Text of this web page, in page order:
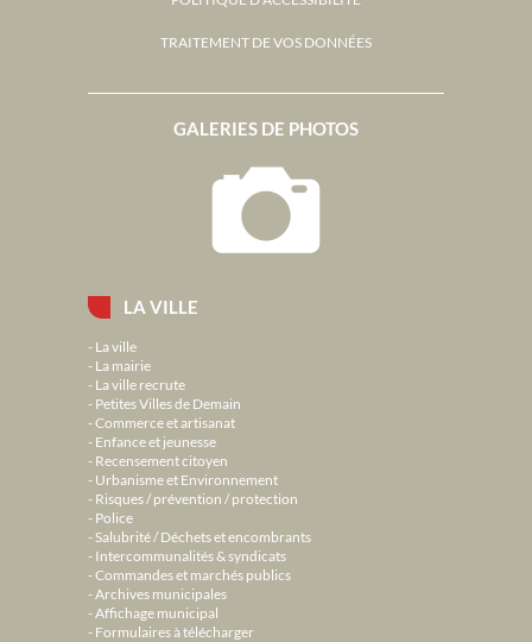
LA VILLE
La ville
La mairie
La ville recrute
Petites Villes de Demain
Commerce et artisanat
Enfance et jeunesse
Recensement citoyen
Urbanisme et Environnement
Risques / prévention / protection
Police
Salubrité / Déchets et encombrants
Intercommunalités & syndicats
Commandes et marchés publics
Archives municipales
Affichage municipal
Formulaires à télécharger
GALERIES DE PHOTOS
TRAITEMENT DE VOS DONNÉES